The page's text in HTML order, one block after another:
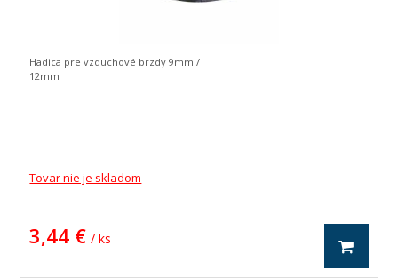
Tovar nie je skladom
3,44 € / ks
Hadica pre vzduchové brzdy 9mm /
12mm